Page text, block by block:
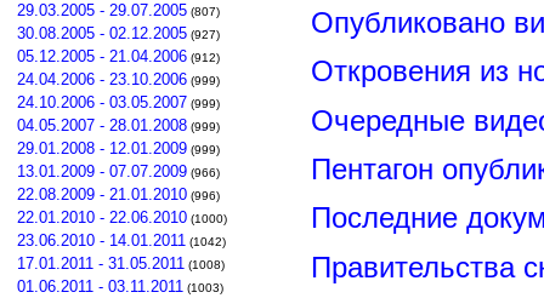
29.03.2005 - 29.07.2005 (807)
30.08.2005 - 02.12.2005 (927)
05.12.2005 - 21.04.2006 (912)
24.04.2006 - 23.10.2006 (999)
24.10.2006 - 03.05.2007 (999)
04.05.2007 - 28.01.2008 (999)
29.01.2008 - 12.01.2009 (999)
13.01.2009 - 07.07.2009 (966)
22.08.2009 - 21.01.2010 (996)
22.01.2010 - 22.06.2010 (1000)
23.06.2010 - 14.01.2011 (1042)
17.01.2011 - 31.05.2011 (1008)
01.06.2011 - 03.11.2011 (1003)
Опубликовано
Откровения из
Очередные
Пентагон
Последние
Правительства